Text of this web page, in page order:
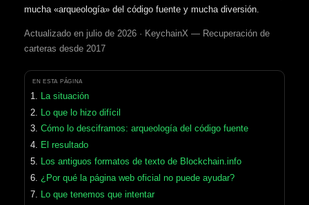
mucha «arqueología» del código fuente y mucha diversión.
Actualizado en julio de 2026 · KeychainX — Recuperación de
carteras desde 2017
EN ESTA PÁGINA
La situación
Lo que lo hizo difícil
Cómo lo desciframos: arqueología del código fuente
El resultado
Los antiguos formatos de texto de Blockchain.info
¿Por qué la página web oficial no puede ayudar?
Lo que tenemos que intentar